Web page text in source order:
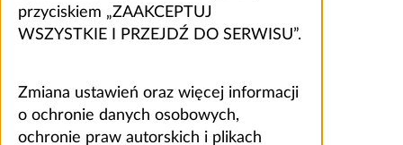
przyciskiem „ZAAKCEPTUJ
WSZYSTKIE I PRZEJDŹ DO SERWISU”.
Zmiana ustawień oraz więcej informacji
o ochronie danych osobowych,
ochronie praw autorskich i plikach